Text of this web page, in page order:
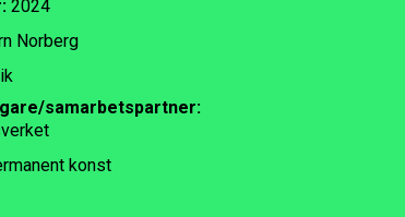
2024
Norberg
samarbetspartner:
konst